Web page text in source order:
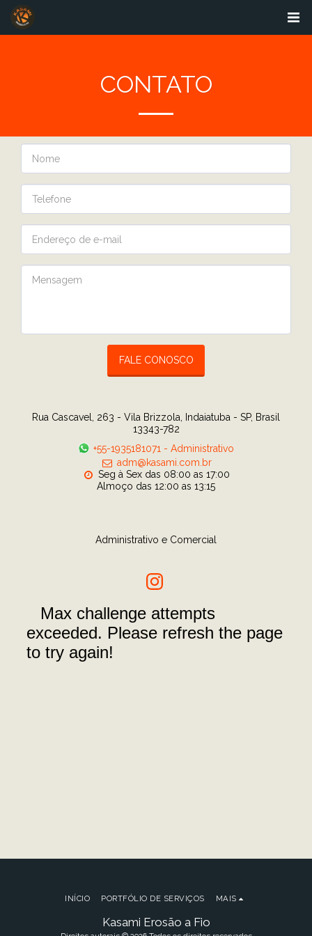
CONTATO
FALE CONOSCO
Rua Cascavel, 263 - Vila Brizzola, Indaiatuba - SP, Brasil
13343-782
+55-1935181071 - Administrativo
adm@kasami.com.br
Seg à Sex das 08:00 as 17:00
Almoço das 12:00 as 13:15
Administrativo e Comercial
Kasami Erosão a Fio
INÍCIO PORTFÓLIO DE SERVIÇOS MAIS